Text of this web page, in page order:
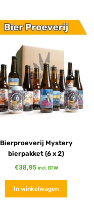
Bierproeverij Mystery
bierpakket (6 x 2)
€38,95 incl. BTW
In winkelwagen